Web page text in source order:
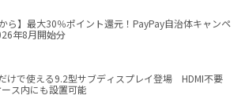
から】最大30％ポイント還元！PayPay自治体キャンペ
年8月開始分
けで使える9.2型サブディスプレイ登場 HDMI不要
ス内にも設置可能